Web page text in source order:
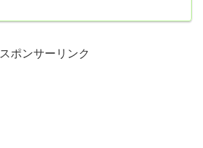
スポンサーリンク